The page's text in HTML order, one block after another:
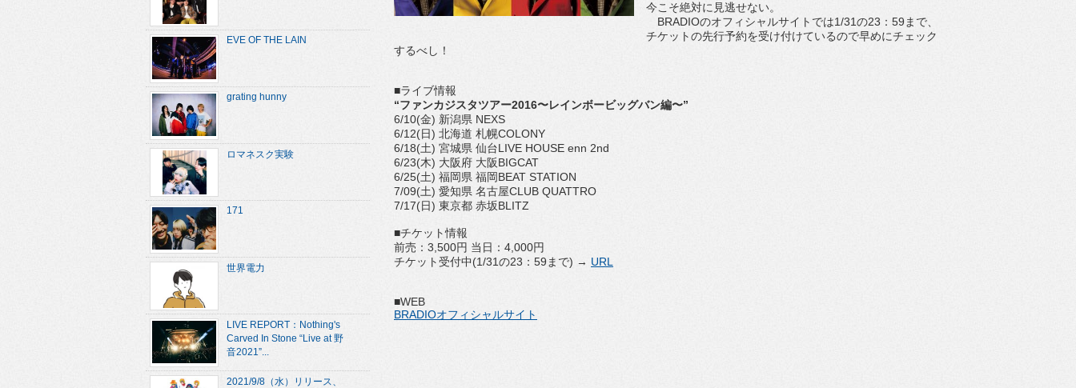
今こそ絶対に見逃せない。
BRADIOのオフィシャルサイトでは1/31の23：59まで、
チケットの先行予約を受け付けているので早めにチェック
するべし！
■ライブ情報
“ファンカジスタツアー2016〜レインボービッグバン編〜”
6/10(金) 新潟県 NEXS
6/12(日) 北海道 札幌COLONY
6/18(土) 宮城県 仙台LIVE HOUSE enn 2nd
6/23(木) 大阪府 大阪BIGCAT
6/25(土) 福岡県 福岡BEAT STATION
7/09(土) 愛知県 名古屋CLUB QUATTRO
7/17(日) 東京都 赤坂BLITZ
■チケット情報
前売：3,500円 当日：4,000円
チケット受付中(1/31の23：59まで) → URL
■WEB
BRADIOオフィシャルサイト
EVE OF THE LAIN
grating hunny
ロマネスク実験
171
世界電力
LIVE REPORT：Nothing's
Carved In Stone “Live at 野
音2021”...
2021/9/8（水）リリース、